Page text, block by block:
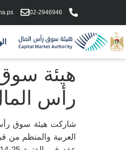
02-2946946
هيئة
رأس
شاركت هيئة سوق رأس
العربية والمنظم من